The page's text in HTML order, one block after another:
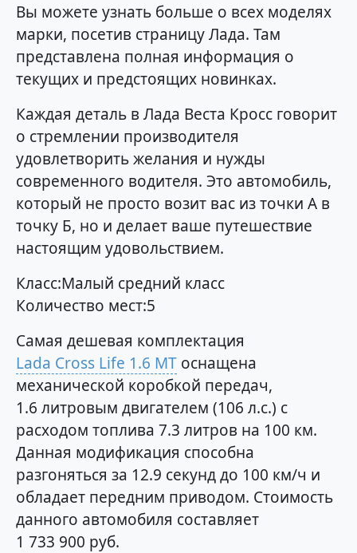
Вы можете узнать больше о всех моделях
марки, посетив страницу Лада. Там
представлена полная информация о
текущих и предстоящих новинках.
Каждая деталь в Лада Веста Кросс говорит
о стремлении производителя
удовлетворить желания и нужды
современного водителя. Это автомобиль,
который не просто возит вас из точки А в
точку Б, но и делает ваше путешествие
настоящим удовольствием.
Класс:Малый средний класс
Количество мест:5
Самая дешевая комплектация
Lada Cross Life 1.6 MT оснащена
механической коробкой передач,
1.6 литровым двигателем (106 л.с.) с
расходом топлива 7.3 литров на 100 км.
Данная модификация способна
разгоняться за 12.9 секунд до 100 км/ч и
обладает передним приводом. Стоимость
данного автомобиля составляет
1 733 900 руб.